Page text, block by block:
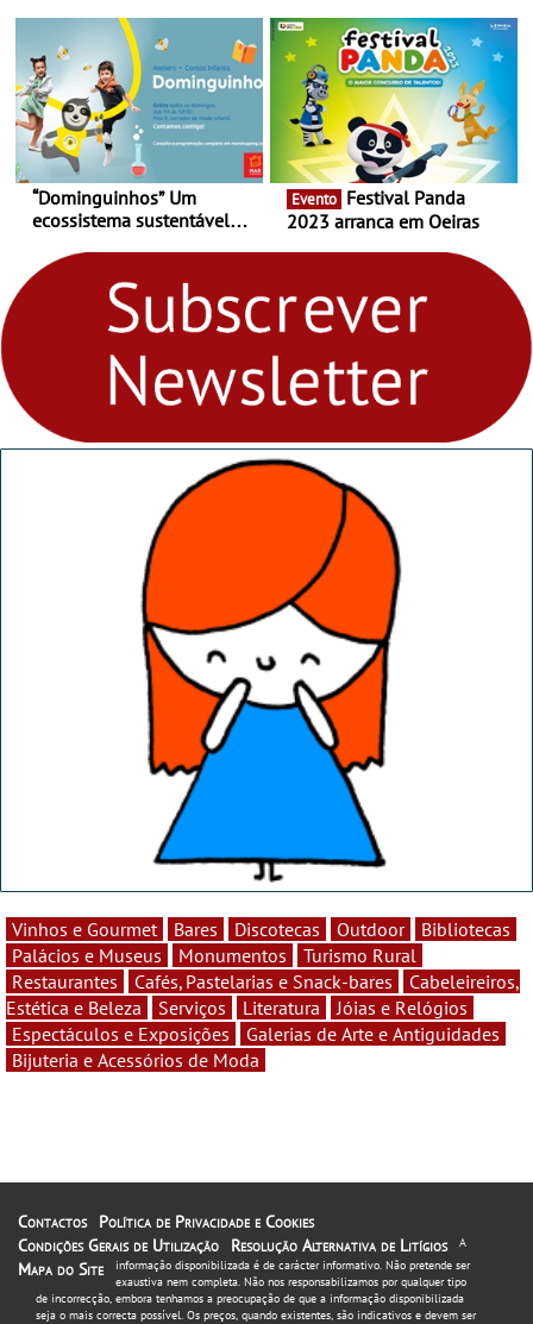
29 de abril, às 21h00
“Dominguinhos” Um
ecossistema sustentável
fores - Atelier de Educação
Ambiental nos
“Dominguinhos” de 23 de
Evento
2023 arranca em Oeiras
Vinhos e Gourmet Bares Discotecas Outdoor
Bibliotecas
Palácios e Museus
Monumentos
Turismo Rural
Restaurantes
Cafés, Pastelarias e Snack-bares
Cabeleireiros,
Estética e Beleza
Serviços Literatura
Jóias e Relógios
Espectáculos e Exposições
Galerias de Arte e Antiguidades
Bijuteria e Acessórios de Moda
Contactos
Política de Privacidade e Cookies
Condições Gerais de Utilização
Resolução Alternativa de Litígios
Mapa do Site
A
informação disponibilizada é de carácter informativo. Não pretende ser
exaustiva nem completa. Não nos responsabilizamos por qualquer tipo
de incorrecção, embora tenhamos a preocupação de que a informação disponibilizada
seja o mais correcta possível. Os preços, quando existentes, são indicativos e devem ser